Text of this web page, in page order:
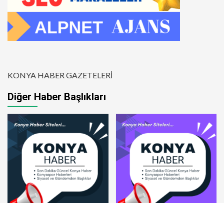
KONYA HABER GAZETELERİ
Diğer Haber Başlıkları